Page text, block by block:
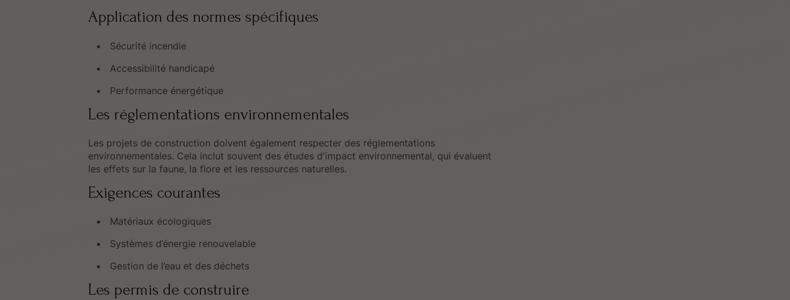
Application des normes spécifiques
Sécurité incendie
Accessibilité handicapé
Performance énergétique
Les réglementations environnementales
Les projets de construction doivent également respecter des réglementations
environnementales. Cela inclut souvent des études d'impact environnemental, qui évaluent
les effets sur la faune, la flore et les ressources naturelles.
Exigences courantes
Matériaux écologiques
Systèmes d’énergie renouvelable
Gestion de l’eau et des déchets
Les permis de construire